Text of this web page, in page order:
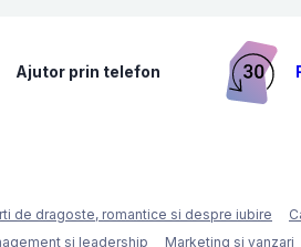
Ajutor prin telefon
de dragoste, romantice si despre iubire
si leadership
Marketing si vanzari